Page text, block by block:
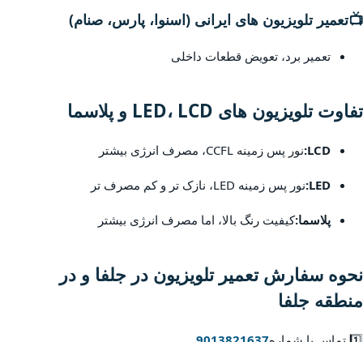
📺تعمیر تلویزیون های ایرانی (اسنوا، پارس، صنام)
تعمیر برد، تعویض قطعات داخلی
تفاوت تلویزیون های LED، LCD و پلاسما
LCD: نور پس زمینه CCFL، مصرف انرژی بیشتر
LED: نور پس زمینه LED، نازک تر و کم مصرف تر
پلاسما:کیفیت رنگ بالا، اما مصرف انرژی بیشتر
نحوه سفارش تعمیر تلویزیون در جلفا و در
منطقه جلفا